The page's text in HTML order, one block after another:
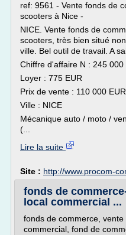
ref: 9561 - Vente fonds de
scooters à Nice -
NICE. Vente fonds de
scooters, très bien situé
ville. Bel outil de travail. A
Chiffre d'affaire N : 245 000
Loyer : 775 EUR
Prix de vente : 110 000 EUR
Ville : NICE
Mécanique auto / moto /
(...
Lire la suite
Site : http://www.procom-
fonds de
local commercial ...
fonds de commerce,
commercial, fond de